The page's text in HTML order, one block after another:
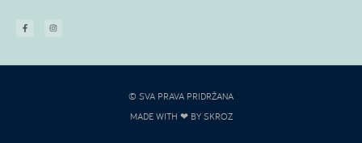
© SVA PRAVA PRIDRŽANA
MADE WITH ❤ BY SKROZ